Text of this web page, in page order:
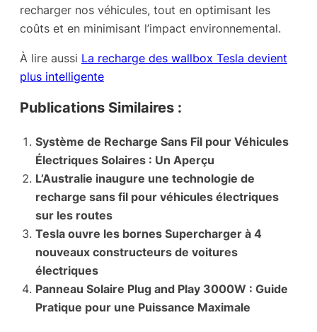
recharger nos véhicules, tout en optimisant les
coûts et en minimisant l’impact environnemental.
À lire aussi La recharge des wallbox Tesla devient
plus intelligente
Publications Similaires :
Système de Recharge Sans Fil pour Véhicules
Électriques Solaires : Un Aperçu
L’Australie inaugure une technologie de
recharge sans fil pour véhicules électriques
sur les routes
Tesla ouvre les bornes Supercharger à 4
nouveaux constructeurs de voitures
électriques
Panneau Solaire Plug and Play 3000W : Guide
Pratique pour une Puissance Maximale